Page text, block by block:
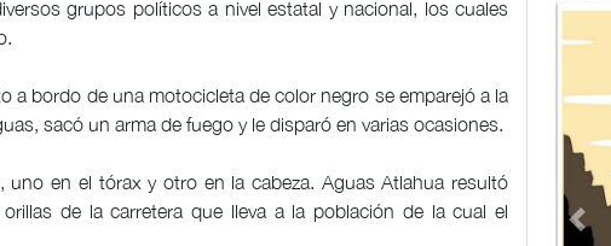
grupos políticos a nivel estatal y nacional, los cuales
a bordo de una motocicleta de color negro se emparejó a la
sacó un arma de fuego y le disparó en varias ocasiones.
en el tórax y otro en la cabeza. Aguas Atlahua resultó
de la carretera que lleva a la población de la cual el